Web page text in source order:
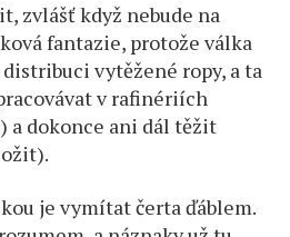
zvlášť když nebude na
fantazie, protože válka
vytěžené ropy, a ta
v rafinériích
a dokonce ani dál těžit
je vymítat čerta ďáblem.